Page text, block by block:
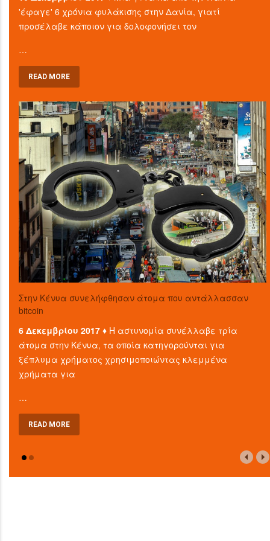
'έφαγε' 6 χρόνια φυλάκισης στην Δανία, γιατί
προσέλαβε κάποιον για δολοφονήσει τον
…
READ MORE
Στην Κένυα συνελήφθησαν άτομα που αντάλλασσαν
bitcoin
6 Δεκεμβρίου 2017 ♦ Η αστυνομία συνέλλαβε τρία
άτομα στην Κένυα, τα οποία κατηγορούνται για
ξέπλυμα χρήματος χρησιμοποιώντας κλεμμένα
χρήματα για
…
READ MORE